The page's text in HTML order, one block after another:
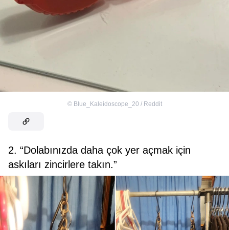
© Blue_Kaleidoscope_20 / Reddit
2. “Dolabınızda daha çok yer açmak için
askıları zincirlere takın.”